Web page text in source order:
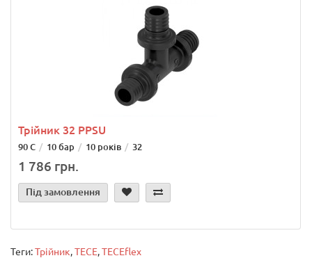
Трійник 32 PPSU
90 С 10 бар 10 років 32
1 786 грн.
Під замовлення
Теги:Трійник,TECE,TECEflex